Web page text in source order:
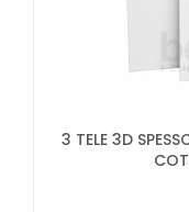
3 TELE 3D